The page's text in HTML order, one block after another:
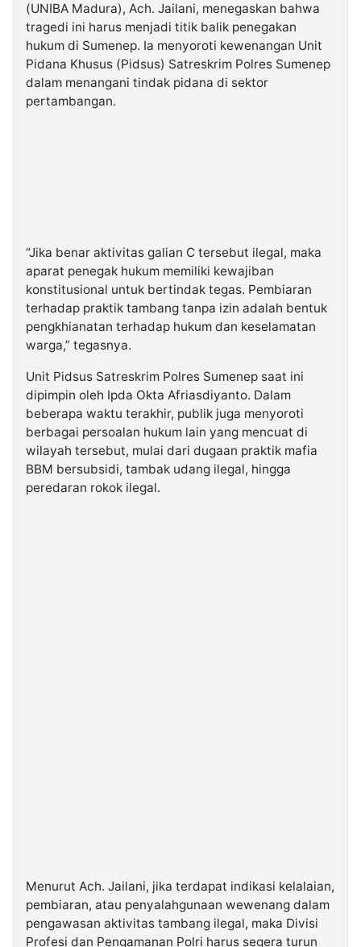
(UNIBA Madura), Ach. Jailani, menegaskan bahwa
tragedi ini harus menjadi titik balik penegakan
hukum di Sumenep. Ia menyoroti kewenangan Unit
Pidana Khusus (Pidsus) Satreskrim Polres Sumenep
dalam menangani tindak pidana di sektor
pertambangan.
“Jika benar aktivitas galian C tersebut ilegal, maka
aparat penegak hukum memiliki kewajiban
konstitusional untuk bertindak tegas. Pembiaran
terhadap praktik tambang tanpa izin adalah bentuk
pengkhianatan terhadap hukum dan keselamatan
warga,” tegasnya.
Unit Pidsus Satreskrim Polres Sumenep saat ini
dipimpin oleh Ipda Okta Afriasdiyanto. Dalam
beberapa waktu terakhir, publik juga menyoroti
berbagai persoalan hukum lain yang mencuat di
wilayah tersebut, mulai dari dugaan praktik mafia
BBM bersubsidi, tambak udang ilegal, hingga
peredaran rokok ilegal.
Menurut Ach. Jailani, jika terdapat indikasi kelalaian,
pembiaran, atau penyalahgunaan wewenang dalam
pengawasan aktivitas tambang ilegal, maka Divisi
Profesi dan Pengamanan Polri harus segera turun